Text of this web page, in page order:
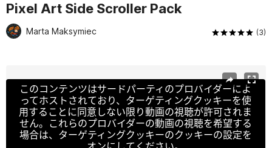
Pixel Art Side Scroller Pack
Marta Maksymiec (3)
このコンテンツはサードパーティのプロバイダーによ
ってホストされており、ターゲティングクッキーを使
用することに同意しない限り動画の視聴が許可されま
せん。これらのプロバイダーの動画の視聴を希望する
場合は、ターゲティングクッキーのクッキーの設定を